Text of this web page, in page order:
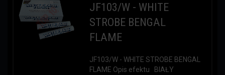
JF103/W - WHITE
STROBE BENGAL
FLAME
JF103/W - WHITE STROBE BENGAL
FLAME Opis efektu BIAŁY